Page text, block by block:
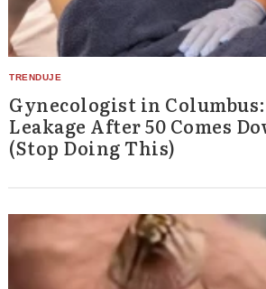
Gynecologist in
Leakage After 50 Comes
(Stop Doing This)